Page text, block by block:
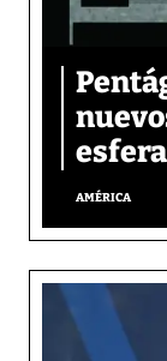
AMÉRICA